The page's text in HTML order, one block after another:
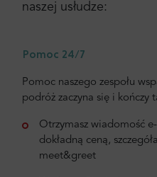
naszej usłudze:
Pomoc 24/7
Pomoc naszego zespołu
podróż zaczyna się i kończy
Otrzymasz wiadomość
dokładną ceną,
meet&greet